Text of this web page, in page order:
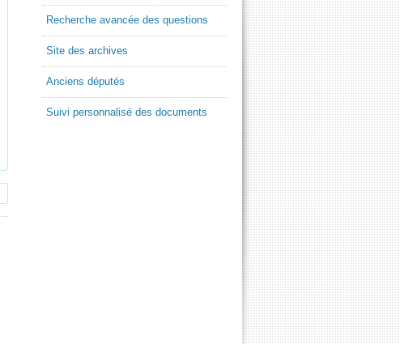
Recherche avancée des questions
Site des archives
Anciens députés
Suivi personnalisé des documents